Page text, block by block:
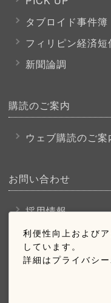
利便性向上および
しています。
詳細はプライバシ
タブロイド事件簿
フィリピン経済短
新聞論調
購読のご案内
ウェブ購読のご案
お問い合わせ
採用情報
お問い合わせ
広告掲載のご案内